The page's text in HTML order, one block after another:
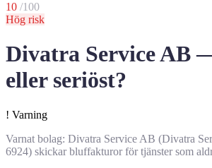
10 /100
Hög risk
Divatra Service AB
eller seriöst?
! Varning
Varnat bolag: Divatra Service AB (Divatra
6924) skickar bluffakturor för tjänster som